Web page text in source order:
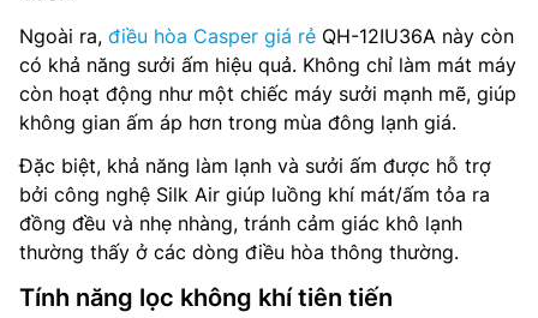
Ngoài ra, điều hòa Casper giá rẻ QH-12IU36A này còn
có khả năng sưởi ấm hiệu quả. Không chỉ làm mát máy
còn hoạt động như một chiếc máy sưởi mạnh mẽ, giúp
không gian ấm áp hơn trong mùa đông lạnh giá.
Đặc biệt, khả năng làm lạnh và sưởi ấm được hỗ trợ
bởi công nghệ Silk Air giúp luồng khí mát/ấm tỏa ra
đồng đều và nhẹ nhàng, tránh cảm giác khô lạnh
thường thấy ở các dòng điều hòa thông thường.
Tính năng lọc không khí tiên tiến